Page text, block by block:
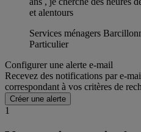
et alentours
Services ménagers
Particulier
Configurer une alerte e-mail
Recevez des notifications par e-
correspondant à vos critères de
Créer une alerte
1